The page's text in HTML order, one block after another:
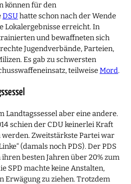
können für den
DSUhatte schon nach der Wende
Lokalergebnisse erreicht. In
und bewaffneten sich
Jugendverbände, Parteien,
Es gab zu schwersten
teilweiseMord.
Landtagssessel aber eine andere.
schien der CDU keinerlei Kraft
Zweitstärkste Partei war
(damals noch PDS). Der PDS
besten Jahren über 20% zum
SPD machte keine Anstalten,
Erwägung zu ziehen. Trotzdem